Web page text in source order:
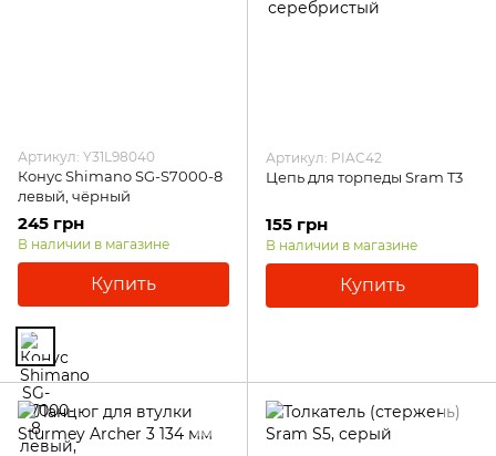
Артикул: Y31L98040
Конус Shimano SG-S7000-8
левый, чёрный
245 грн
В наличии в магазине
Купить
Артикул: PIAC42
Цепь для торпеды Sram T3
155 грн
В наличии в магазине
Купить